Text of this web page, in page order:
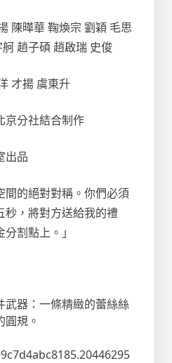
陳曄華 鞠煥宗 劉穎 毛思
趙子碩 趙啟瑞 史俊
才揚 虞東升
京分社結合制作
出品
間的絕對對稱。你們必須
秒，將對方送給我的禮
割點上。」
武器：一條精緻的蕾絲絲
規。